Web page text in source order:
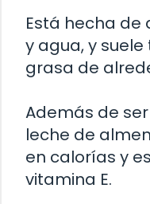
Está hecha
y agua, y
grasa de
Además de
leche de
en calorías y
vitamina E.